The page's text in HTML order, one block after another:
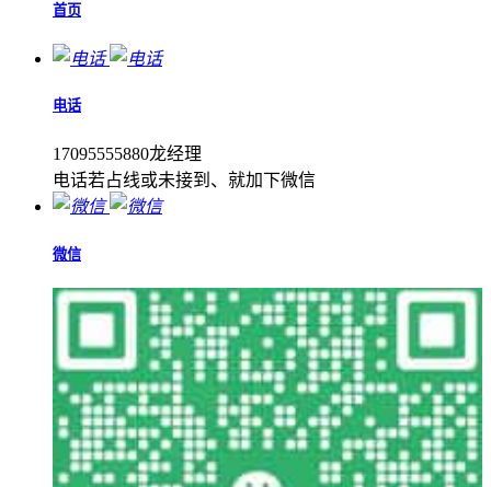
首页
电话
17095555880龙经理
电话若占线或未接到、就加下微信
微信